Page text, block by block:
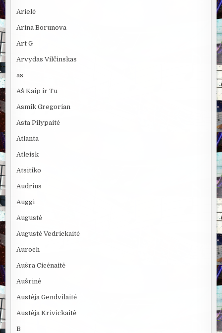
Arielė
Arina Borunova
Art G
Arvydas Vilčinskas
as
Aš Kaip ir Tu
Asmik Gregorian
Asta Pilypaitė
Atlanta
Atleisk
Atsitiko
Audrius
Auggi
Augustė
Augustė Vedrickaitė
Auroch
Aušra Cicėnaitė
Aušrinė
Austėja Gendvilaitė
Austėja Krivickaitė
B